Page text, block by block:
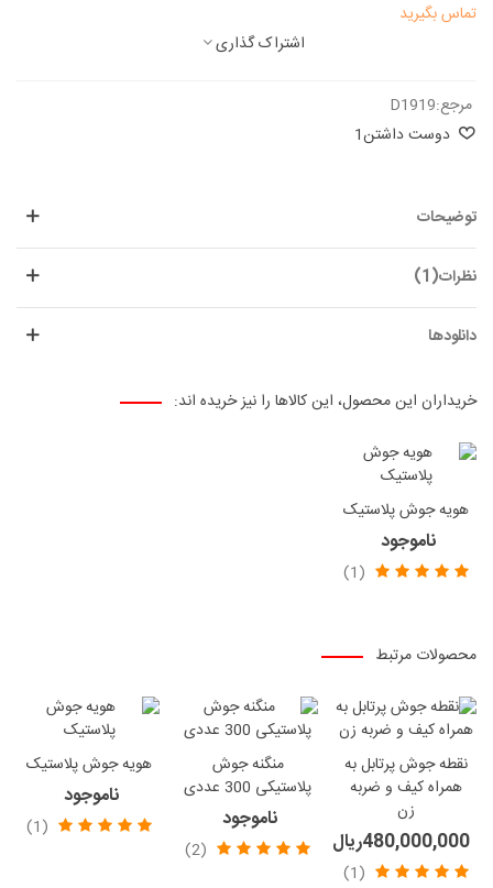
تماس بگیرید
اشتراک گذاری
مرجع:D1919
دوست داشتن1
توضیحات
نظرات(1)
دانلودها
خریداران این محصول، این کالاها را نیز خریده اند:
هویه جوش پلاستیک
ناموجود
(1)
محصولات مرتبط
نقطه جوش پرتابل به
همراه کیف و ضربه
زن
480,000,000ریال
(1)
منگنه جوش
پلاستیکی 300 عددی
ناموجود
(2)
هویه جوش پلاستیک
ناموجود
(1)